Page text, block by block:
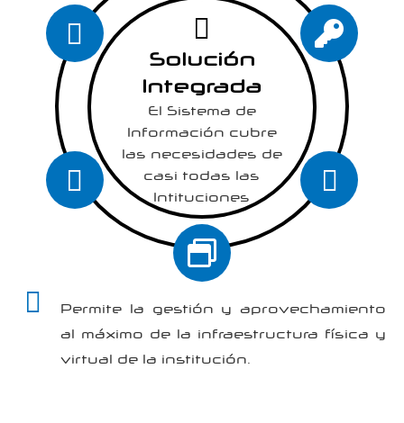
Solución
Integrada
El Sistema de
Información cubre
las necesidades de
casi todas las
Intituciones
Educativas
evitando la compra
y el acceso a varias
plataformas.
Permite la gestión y aprovechamiento
al máximo de la infraestructura física y
virtual de la institución.